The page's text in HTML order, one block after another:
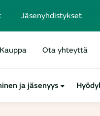
Jäsenyhdistykset
Kauppa Ota yhteyttä
ja jäsenyys